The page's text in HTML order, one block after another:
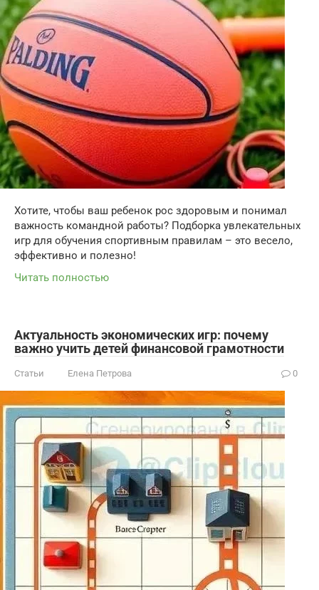
Хотите, чтобы ваш ребенок рос здоровым и понимал
важность командной работы? Подборка увлекательных
игр для обучения спортивным правилам – это весело,
эффективно и полезно!
Читать полностью
Актуальность экономических игр: почему
важно учить детей финансовой грамотности
Статьи Елена Петрова 0